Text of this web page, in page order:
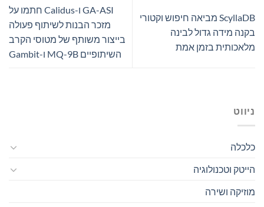
ScyllaDB מביאה חיפוש וקטורי
בקנה מידה גדול לבינה
מלאכותית בזמן אמת
GA-ASI ו-Calidus חתמו על
מזכר הבנות לשיתוף פעולה
בייצור משותף של מטוסי הקרב
השיתופיים MQ-9B ו-Gambit
ניווט
כלכלה
הייטק וטכנולוגיה
מוזיקה ושירה